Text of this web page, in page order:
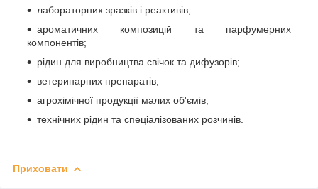
лабораторних зразків і реактивів;
ароматичних композицій та парфумерних
компонентів;
рідин для виробництва свічок та дифузорів;
ветеринарних препаратів;
агрохімічної продукції малих об'ємів;
технічних рідин та спеціалізованих розчинів.
Приховати